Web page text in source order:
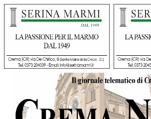
HOME
CRONACA